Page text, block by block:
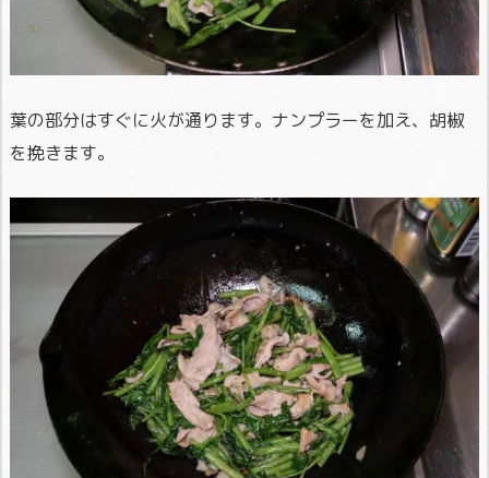
葉の部分はすぐに火が通ります。ナンプラーを加え、胡椒
を挽きます。